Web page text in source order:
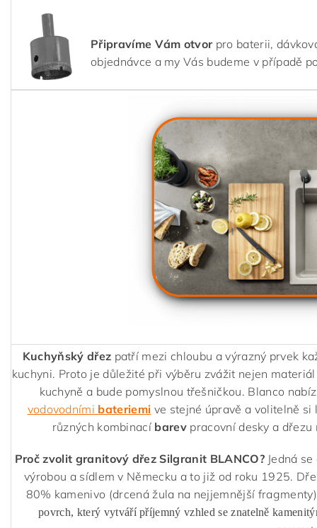
Připravíme Vám otvorpro baterii,
objednávce a my Vás budeme v případě
Kuchyňský dřez patří mezi chloubu a výrazný prvek
kuchyni. Proto je důležité při výběru zvážit nejen
kuchyně a bude pomyslnou třešničkou. Blanco
vodovodními bateriemi ve stejné úpravě a volitelně
různých kombinací barev pracovní desky a dřezu
Proč zvolit granitový dřez Silgranit BLANCO? Jedná
výrobou a sídlem v Německu a to již od roku 1925.
80% kamenivo (drcená žula na nejjemnější
povrch, který vytváří příjemný vzhled se znatelně